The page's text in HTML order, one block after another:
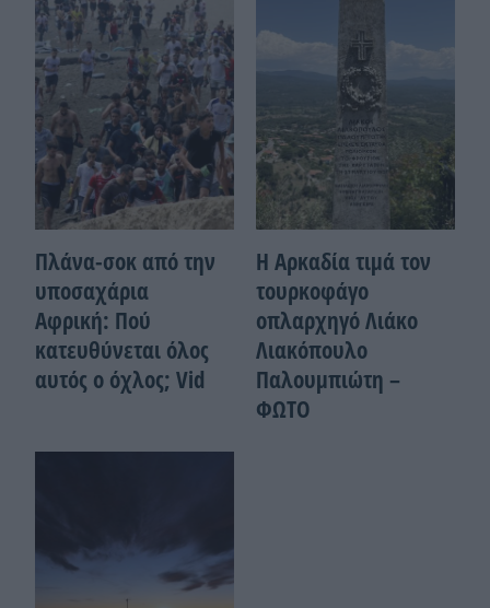
Πλάνα-σοκ από την
υποσαχάρια
Αφρική: Πού
κατευθύνεται όλος
αυτός ο όχλος; Vid
Η Αρκαδία τιμά τον
τουρκοφάγο
οπλαρχηγό Λιάκο
Λιακόπουλο
Παλουμπιώτη –
ΦΩΤΟ